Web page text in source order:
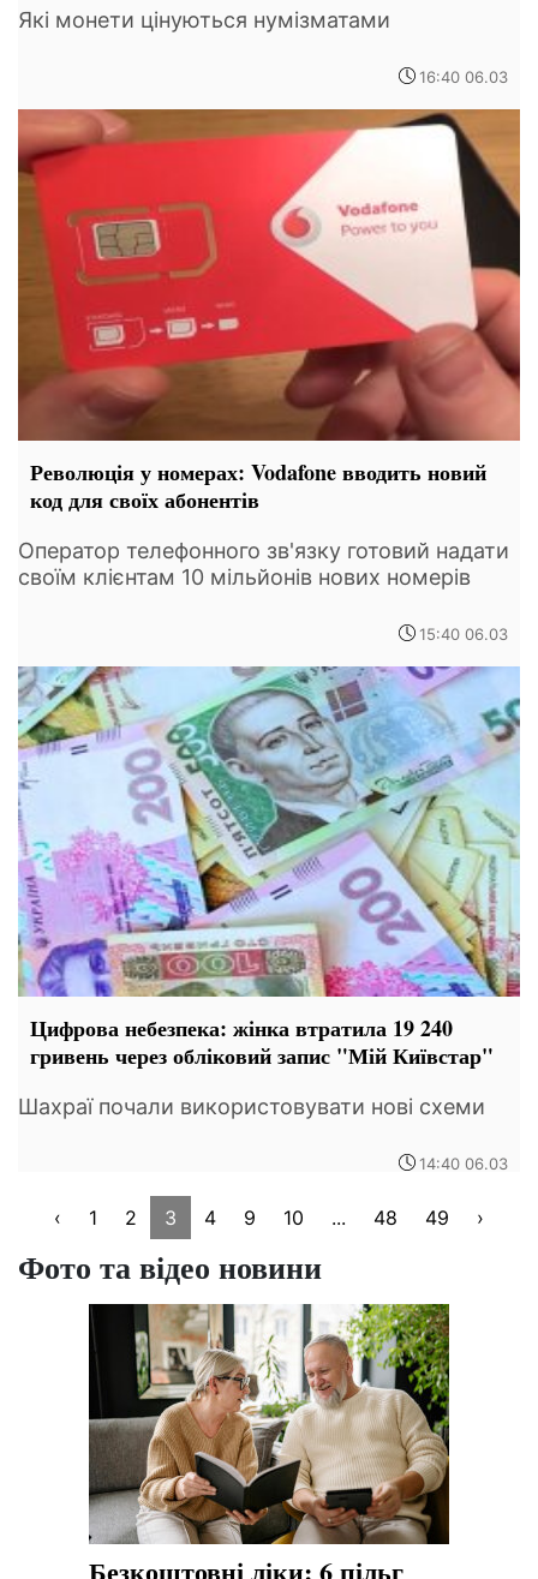
Які монети цінуються нумізматами
16:40 06.03
Революція у номерах: Vodafone вводить новий
код для своїх абонентів
Оператор телефонного зв'язку готовий надати
своїм клієнтам 10 мільйонів нових номерів
15:40 06.03
Цифрова небезпека: жінка втратила 19 240
гривень через обліковий запис "Мій Київстар"
Шахраї почали використовувати нові схеми
14:40 06.03
‹ 1 2 3 4 9 10 ... 48 49 ›
Фото та відео новини